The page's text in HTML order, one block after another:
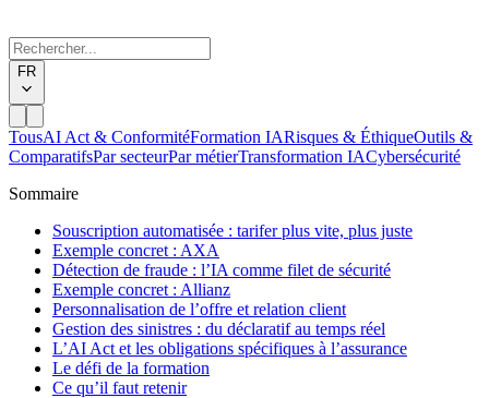
FR
TousAI Act & ConformitéFormation IARisques & ÉthiqueOutils &
ComparatifsPar secteurPar métierTransformation IACybersécurité
Sommaire
Souscription automatisée : tarifer plus vite, plus juste
Exemple concret : AXA
Détection de fraude : l’IA comme filet de sécurité
Exemple concret : Allianz
Personnalisation de l’offre et relation client
Gestion des sinistres : du déclaratif au temps réel
L’AI Act et les obligations spécifiques à l’assurance
Le défi de la formation
Ce qu’il faut retenir